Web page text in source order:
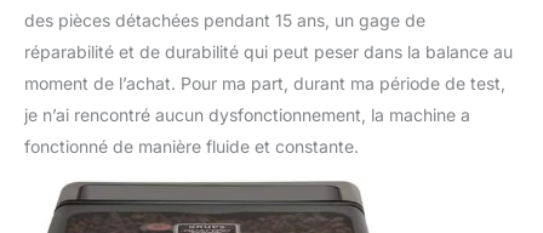
des pièces détachées pendant 15 ans, un gage de
réparabilité et de durabilité qui peut peser dans la balance au
moment de l’achat. Pour ma part, durant ma période de test,
je n’ai rencontré aucun dysfonctionnement, la machine a
fonctionné de manière fluide et constante.